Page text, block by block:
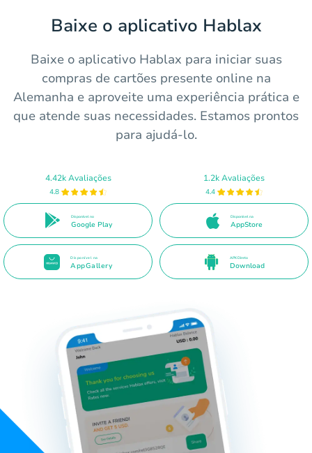
Baixe o aplicativo Hablax
Baixe o aplicativo Hablax para iniciar suas
compras de cartões presente online na
Alemanha e aproveite uma experiência prática e
que atende suas necessidades. Estamos prontos
para ajudá-lo.
4.42k Avaliações
4.8
Disponível no
Google Play
1.2k Avaliações
4.4
Disponível na
AppStore
Disponível na
AppGallery
APK Direto
Download